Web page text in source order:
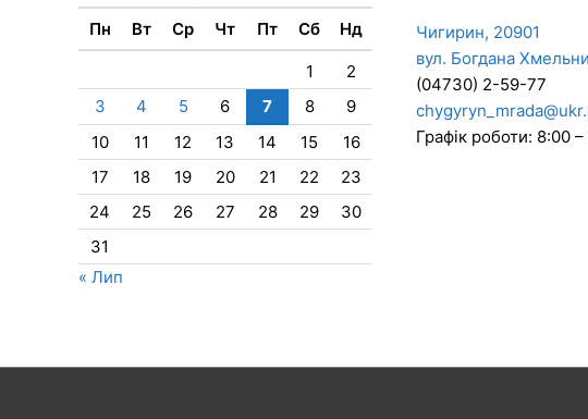
Пн Вт Ср Чт Пт Сб Нд
1
2
3
4 5 6 7 8
9
10
11 12 13 14 15
16
17
18 19 20 21 22
23
24
25 26 27 28 29
30
31
« Лип
Чигирин, 20901
вул. Богдана
(04730) 2-59-77
Графік роботи: 8:00 –